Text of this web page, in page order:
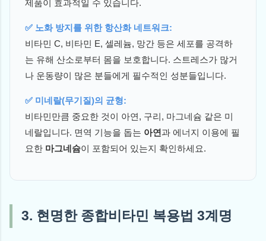
제품이 효과적일 수 있습니다.
✅ 노화 방지를 위한 항산화 네트워크:
비타민 C, 비타민 E, 셀레늄, 망간 등은 세포를 공격하
는 유해 산소로부터 몸을 보호합니다. 스트레스가 많거
나 운동량이 많은 분들에게 필수적인 성분들입니다.
✅ 미네랄(무기질)의 균형:
비타민만큼 중요한 것이 아연, 구리, 마그네슘 같은 미
네랄입니다. 면역 기능을 돕는 아연과 에너지 이용에 필
요한 마그네슘이 포함되어 있는지 확인하세요.
3. 현명한 종합비타민 복용법 3계명